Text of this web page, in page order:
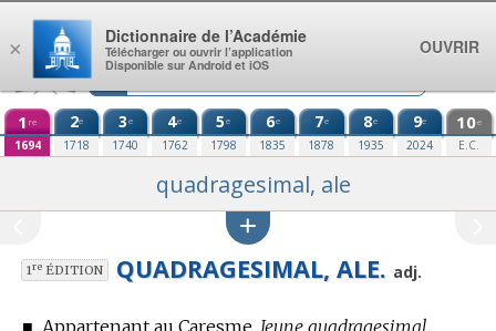
Aller au contenu
1 re
1694
2e
1718
3e
1740
4e
1762
5e
1798
6e
1835
7e
1878
8e
1935
9e
2024
10e
E.C.
quadragesimal, ale
1reÉDITION QUADRAGESIMAL, ALE. adj.
×
Dictionnaire de l’Académie
Télécharger ou ouvrir l’application
Disponible sur Android et iOS
OUVRIR